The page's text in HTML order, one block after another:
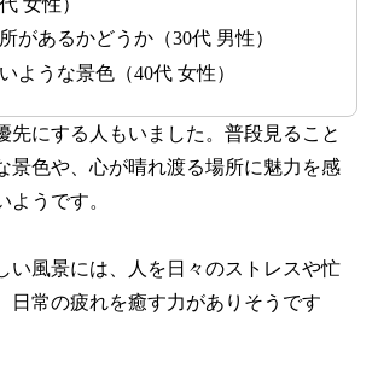
女性）
があるかどうか（30代 男性）
ような景色（40代 女性）
先にする人もいました。普段見ること
景色や、心が晴れ渡る場所に魅力を感
ようです。
い風景には、人を日々のストレスや忙
日常の疲れを癒す力がありそうです